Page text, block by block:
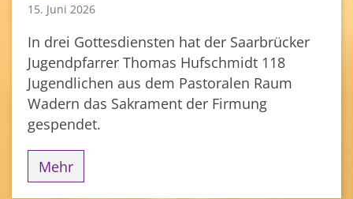
15. Juni 2026
In drei Gottesdiensten hat der Saarbrücker
Jugendpfarrer Thomas Hufschmidt 118
Jugendlichen aus dem Pastoralen Raum
Wadern das Sakrament der Firmung
gespendet.
Mehr